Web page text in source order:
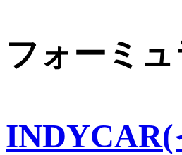
フォーミ